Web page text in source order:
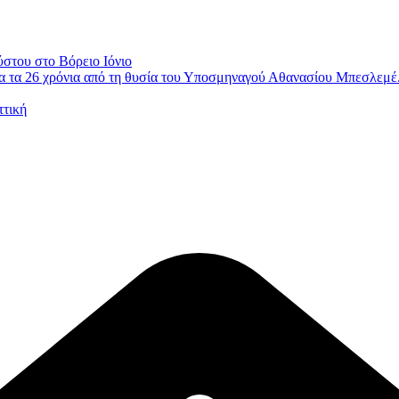
στο Βόρειο Ιόνιο
26 χρόνια από τη θυσία του Υποσμηναγού Αθανασίου